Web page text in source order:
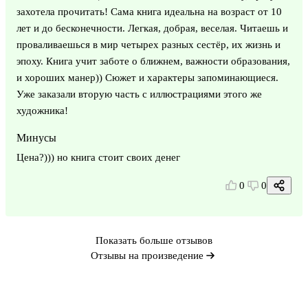
захотела прочитать! Сама книга идеальна на возраст от 10
лет и до бесконечности. Легкая, добрая, веселая. Читаешь и
проваливаешься в мир четырех разных сестёр, их жизнь и
эпоху. Книга учит заботе о ближнем, важности образования,
и хороших манер)) Сюжет и характеры запоминающиеся.
Уже заказали вторую часть с иллюстрациями этого же
художника!
Минусы
Цена?))) но книга стоит своих денег
0 0
Показать больше отзывов
Отзывы на произведение